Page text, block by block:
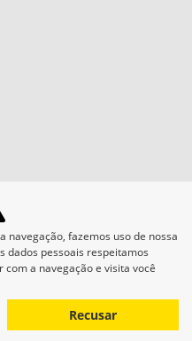
navegação, fazemos uso de nossa
dados pessoais respeitamos
com a navegação e visita você
Recusar